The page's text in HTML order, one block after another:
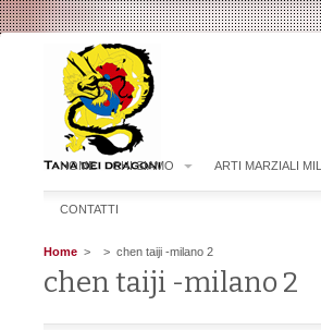
HOME CHI SIAMO ARTI MARZIALI
CONTATTI
Home > > chen taiji -milano 2
chen taiji -milano 2